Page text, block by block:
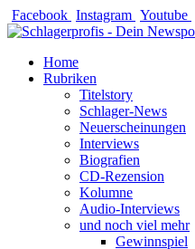
Zum
Inhalt
Facebook Instagram Youtube
Home
Rubriken
Titelstory
Schlager-News
Neuerscheinungen
Interviews
Biografien
CD-Rezension
Kolumne
Audio-Interviews
und noch viel mehr
Gewinnspiel